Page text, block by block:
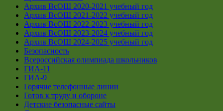
Архив ВсОШ 2020-2021 учебный год
Архив ВсОШ 2021-2022 учебный год
Архив ВсОШ 2022-2023 учебный год
Архив ВсОШ 2023-2024 учебный год
Архив ВсОШ 2024-2025 учебный год
Безопасность
Всероссийская олимпиада школьников
ГИА-11
ГИА-9
Горячие телефонные линии
Готов к труду и обороне
Детские безопасные сайты